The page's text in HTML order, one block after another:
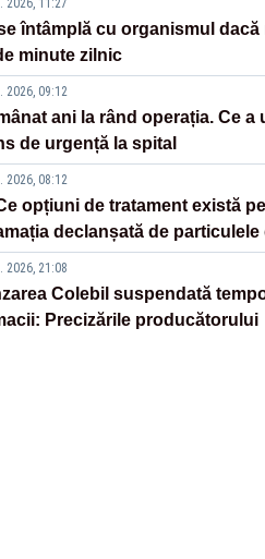
2026, 11:27
întâmplă cu organismul dacă
minute zilnic
2026, 09:12
ani la rând operația. Ce a
de urgență la spital
2026, 08:12
opțiuni de tratament există
declanșată de particulele
2026, 21:08
Colebil suspendată
Precizările producătorului